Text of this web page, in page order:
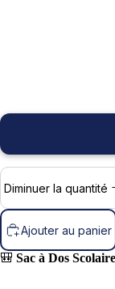
Diminuer la quantité
Ajouter au panier
🎒 Sac à Dos